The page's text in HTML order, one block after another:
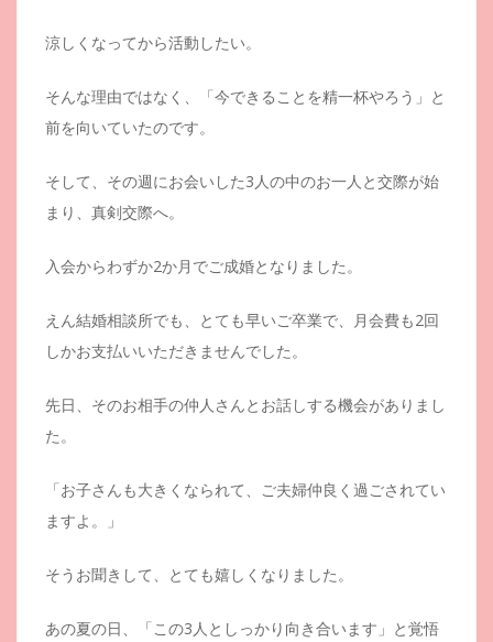
涼しくなってから活動したい。
そんな理由ではなく、「今できることを精一杯やろう」と
前を向いていたのです。
そして、その週にお会いした3人の中のお一人と交際が始
まり、真剣交際へ。
入会からわずか2か月でご成婚となりました。
えん結婚相談所でも、とても早いご卒業で、月会費も2回
しかお支払いいただきませんでした。
先日、そのお相手の仲人さんとお話しする機会がありまし
た。
「お子さんも大きくなられて、ご夫婦仲良く過ごされてい
ますよ。」
そうお聞きして、とても嬉しくなりました。
あの夏の日、「この3人としっかり向き合います」と覚悟